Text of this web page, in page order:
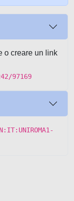
o creare un link
97169